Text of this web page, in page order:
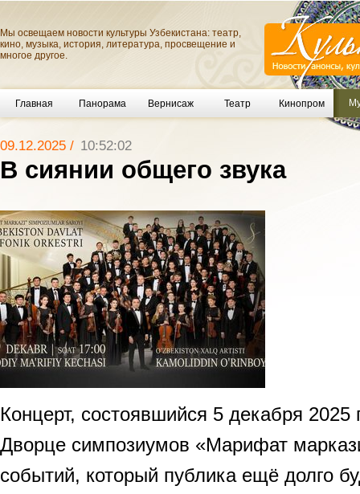
Мы освещаем новости культуры Узбекистана: театр,
кино, музыка, история, литература, просвещение и
многое другое.
Главная Панорама Вернисаж Театр Кинопром
09.12.2025 / 10:52:02
В сиянии общего звука
Концерт, состоявшийся 5 декабря 2025
Дворце симпозиумов «Марифат
событий, который публика ещё долго